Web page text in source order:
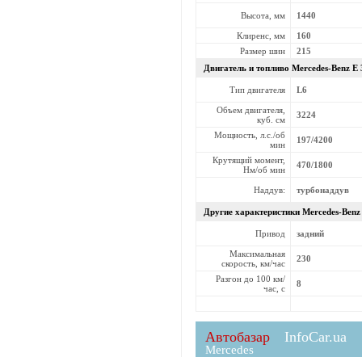
Высота, мм 1440
Клиренс, мм
160
Размер шин
215
Двигатель и топливо Mercedes-Benz E
Тип двигателя L6
Объем двигателя,
куб. см
3224
Мощность, л.с./об
мин
197/4200
Крутящий момент,
Нм/об мин
470/1800
Наддув: турбонаддув
Другие характеристики Mercedes-Benz
Привод задний
Максимальная
скорость, км/час
230
Разгон до 100 км/
час, с
8
Автобазар InfoCar.ua
Mercedes